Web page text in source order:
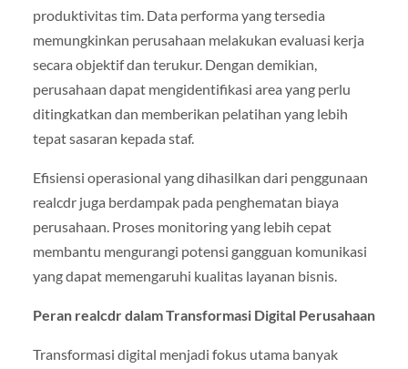
produktivitas tim. Data performa yang tersedia
memungkinkan perusahaan melakukan evaluasi kerja
secara objektif dan terukur. Dengan demikian,
perusahaan dapat mengidentifikasi area yang perlu
ditingkatkan dan memberikan pelatihan yang lebih
tepat sasaran kepada staf.
Efisiensi operasional yang dihasilkan dari penggunaan
realcdr juga berdampak pada penghematan biaya
perusahaan. Proses monitoring yang lebih cepat
membantu mengurangi potensi gangguan komunikasi
yang dapat memengaruhi kualitas layanan bisnis.
Peran realcdr dalam Transformasi Digital Perusahaan
Transformasi digital menjadi fokus utama banyak